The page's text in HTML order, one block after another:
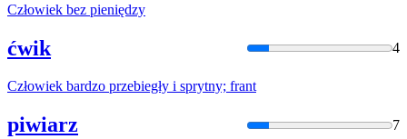
Człowiek bez pieniędzy
ćwik 4
Człowiek bardzo przebiegły i sprytny; frant
piwiarz 7